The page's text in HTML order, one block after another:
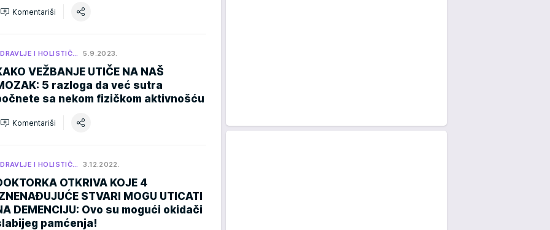
Komentariši
I HOLISTIČ… 5.9.2023.
VEŽBANJE UTIČE NA NAŠ
5 razloga da već sutra
sa nekom fizičkom aktivnošću
Komentariši
I HOLISTIČ… 3.12.2022.
OTKRIVA KOJE 4
STVARI MOGU UTICATI
DEMENCIJU: Ovo su mogući okidači
pamćenja!